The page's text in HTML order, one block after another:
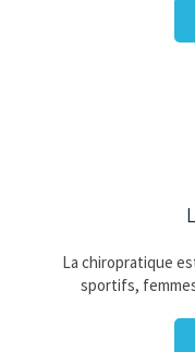
La chiropratique
sportifs,